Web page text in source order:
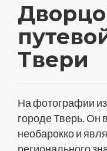
Твери
На фотографии
городе Тверь. Он
необарокко и